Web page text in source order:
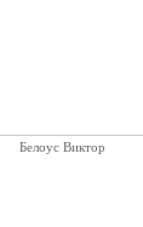
Белоус Виктор